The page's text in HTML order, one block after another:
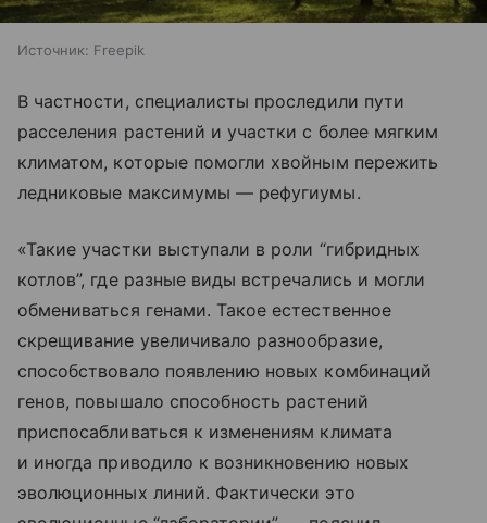
Источник: Freepik
В частности, специалисты проследили пути
расселения растений и участки с более мягким
климатом, которые помогли хвойным пережить
ледниковые максимумы — рефугиумы.
«Такие участки выступали в роли “гибридных
котлов”, где разные виды встречались и могли
обмениваться генами. Такое естественное
скрещивание увеличивало разнообразие,
способствовало появлению новых комбинаций
генов, повышало способность растений
приспосабливаться к изменениям климата
и иногда приводило к возникновению новых
эволюционных линий. Фактически это